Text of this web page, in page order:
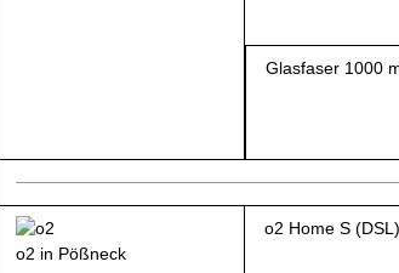
Glasfaser 1000
o2 in Pößneck
o2 Home S (DSL)